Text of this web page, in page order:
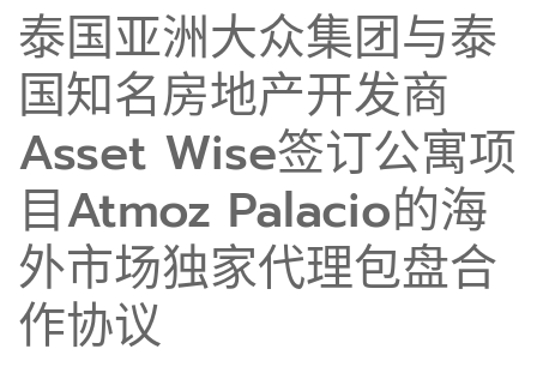
泰国亚洲大众集团与泰
国知名房地产开发商
Asset Wise签订公寓项
目Atmoz Palacio的海
外市场独家代理包盘合
作协议